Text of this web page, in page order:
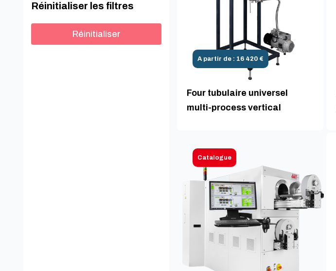
Réinitialiser les filtres
Réinitialiser
A partir de : 16 420 €
Four tubulaire universel
multi-process vertical
Catalogue